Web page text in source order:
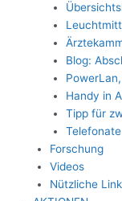
Blog:
Handy in
Tipp für
Forschung
Videos
Nützliche